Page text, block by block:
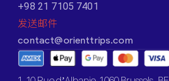
+98 21 7105 7401
发送邮件
contact@orienttrips.com